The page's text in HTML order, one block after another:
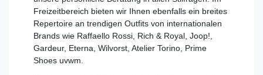
Freizeitbereich bieten wir Ihnen ebenfalls ein breites
Repertoire an trendigen Outfits von internationalen
Brands wie Raffaello Rossi, Rich & Royal, Joop!,
Gardeur, Eterna, Wilvorst, Atelier Torino, Prime
Shoes uvwm.